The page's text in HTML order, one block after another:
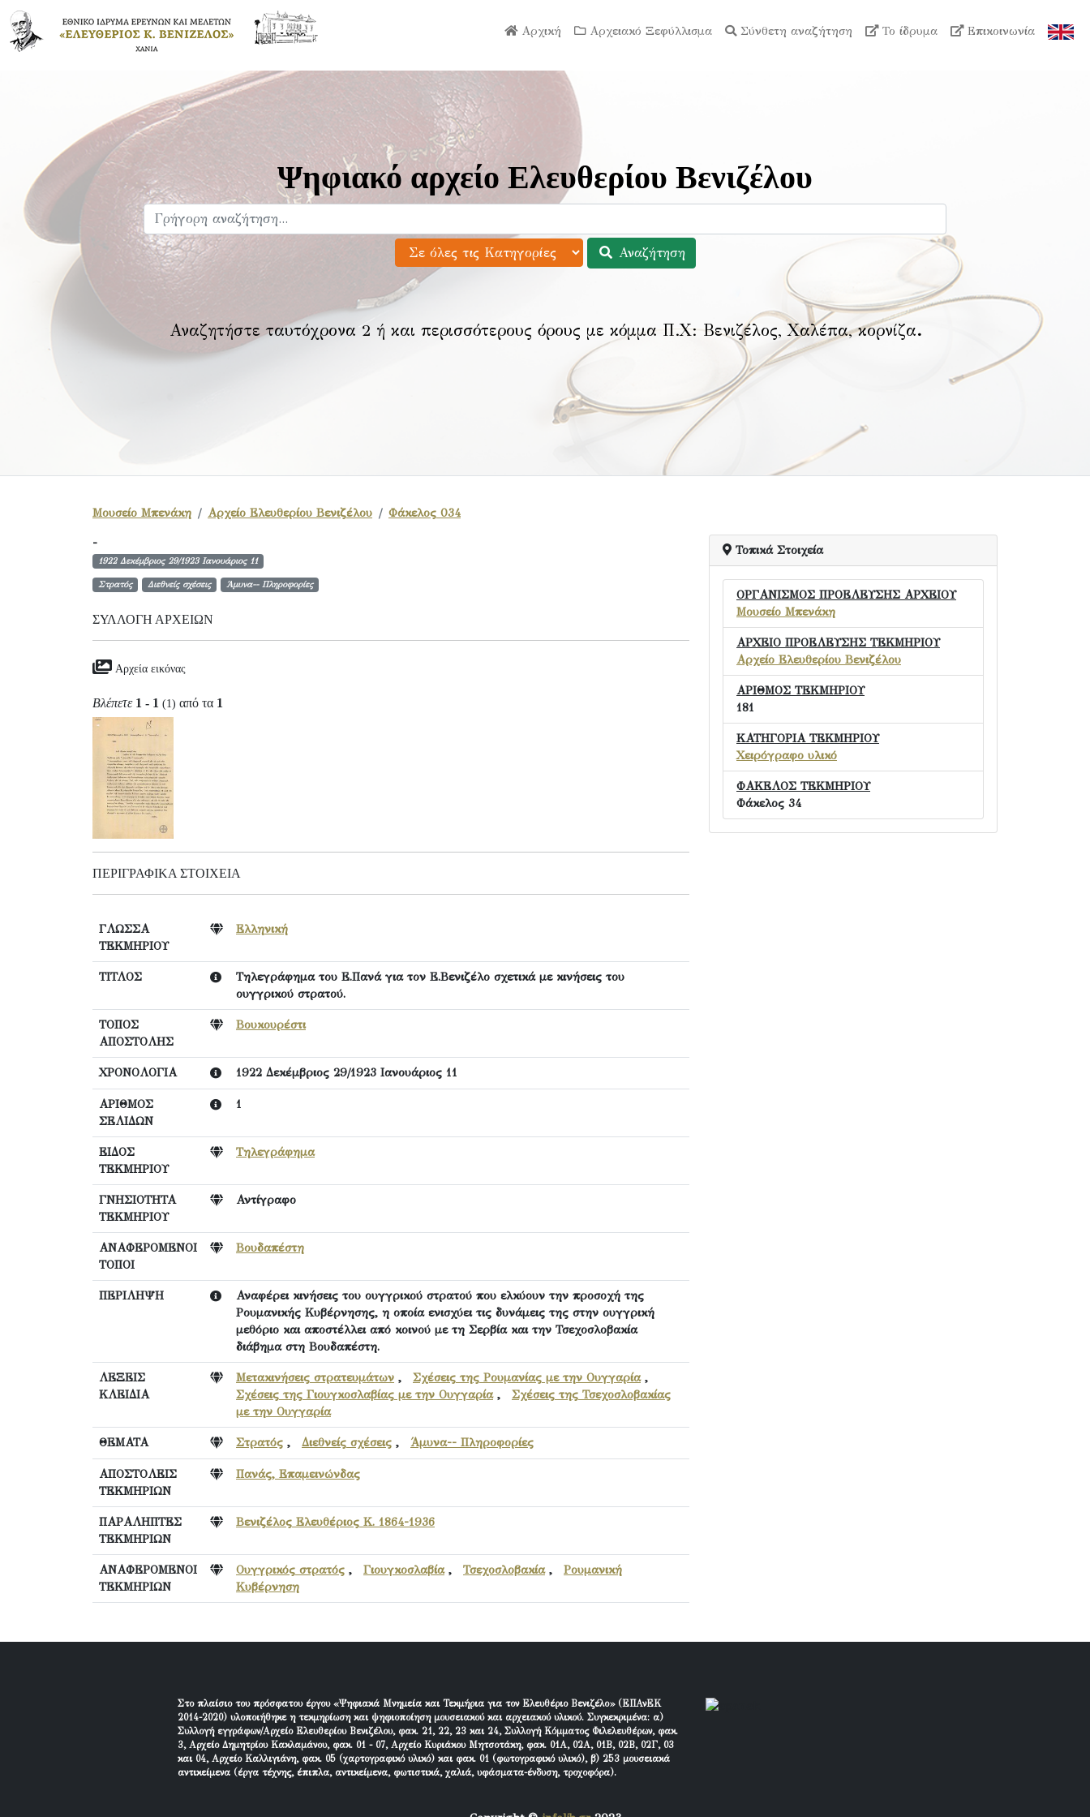
Αρχική Αρχειακό Ξεφύλλισμα Σύνθετη αναζήτηση Το ίδρυμα Επικοινωνία
Ψηφιακό αρχείο Ελευθερίου Βενιζέλου
Αναζήτηση
Αναζητήστε ταυτόχρονα 2 ή και περισσότερους όρους με κόμμα Π.Χ: Βενιζέλος, Χαλέπα, κορνίζα.
Μουσείο Μπενάκη Αρχείο Ελευθερίου Βενιζέλου Φάκελος 034
-
1922 Δεκέμβριος 29/1923 Ιανουάριος 11
Στρατός Διεθνείς σχέσεις Άμυνα-- Πληροφορίες
ΣΥΛΛΟΓΉ ΑΡΧΕΊΩΝ
Αρχεία εικόνας
Βλέπετε 1 - 1 (1) από τα 1
ΠΕΡΙΓΡΑΦΙΚΆ ΣΤΟΙΧΕΊΑ
ΓΛΩΣΣΑ
ΤΕΚΜΗΡΙΟΥ
Ελληνική
ΤΙΤΛΟΣ
Τηλεγράφημα του Ε.Πανά για τον Ε.Βενιζέλο σχετικά με κινήσεις του
ουγγρικού στρατού.
ΤΟΠΟΣ
ΑΠΟΣΤΟΛΗΣ
Βουκουρέστι
ΧΡΟΝΟΛΟΓΙΑ 1922 Δεκέμβριος 29/1923 Ιανουάριος 11
ΑΡΙΘΜΟΣ
ΣΕΛΙΔΩΝ
1
ΕΙΔΟΣ
ΤΕΚΜΗΡΙΟΥ
Τηλεγράφημα
ΓΝΗΣΙΟΤΗΤΑ
ΤΕΚΜΗΡΙΟΥ
Αντίγραφο
ΑΝΑΦΕΡΟΜΕΝΟΙ
ΤΟΠΟΙ
Βουδαπέστη
ΠΕΡΙΛΗΨΗ
Αναφέρει κινήσεις του ουγγρικού στρατού που ελκύουν την προσοχή της
Ρουμανικής Κυβέρνησης, η οποία ενισχύει τις δυνάμεις της στην ουγγρική
μεθόριο και αποστέλλει από κοινού με τη Σερβία και την Τσεχοσλοβακία
διάβημα στη Βουδαπέστη.
ΛΕΞΕΙΣ
ΚΛΕΙΔΙΑ
Μετακινήσεις στρατευμάτων , Σχέσεις της Ρουμανίας με την Ουγγαρία,
Σχέσεις της Γιουγκοσλαβίας με την Ουγγαρία, Σχέσεις της Τσεχοσλοβακίας
με την Ουγγαρία
ΘΕΜΑΤΑ Στρατός , Διεθνείς σχέσεις , Άμυνα-- Πληροφορίες
ΑΠΟΣΤΟΛΕΙΣ
ΤΕΚΜΗΡΙΩΝ
Πανάς, Επαμεινώνδας
ΠΑΡΑΛΗΠΤΕΣ
ΤΕΚΜΗΡΙΩΝ
Βενιζέλος Ελευθέριος Κ. 1864-1936
ΑΝΑΦΕΡΟΜΕΝΟΙ
ΤΕΚΜΗΡΙΩΝ
Ουγγρικός στρατός , Γιουγκοσλαβία, Τσεχοσλοβακία, Ρουμανική
Κυβέρνηση
Τοπικά Στοιχεία
ΟΡΓΑΝΙΣΜΟΣ ΠΡΟΕΛΕΥΣΗΣ ΑΡΧΕΙΟΥ
Μουσείο Μπενάκη
ΑΡΧΕΙΟ ΠΡΟΕΛΕΥΣΗΣ ΤΕΚΜΗΡΙΟΥ
Αρχείο Ελευθερίου Βενιζέλου
ΑΡΙΘΜΟΣ ΤΕΚΜΗΡΙΟΥ
181
ΚΑΤΗΓΟΡΙΑ ΤΕΚΜΗΡΙΟΥ
Χειρόγραφο υλικό
ΦΑΚΕΛΟΣ ΤΕΚΜΗΡΙΟΥ
Φάκελος 34
Στο πλαίσιο του πρόσφατου έργου «Ψηφιακά Μνημεία και Τεκμήρια για τον Ελευθέριο Βενιζέλο» (ΕΠΑνΕΚ
2014-2020) υλοποιήθηκε η τεκμηρίωση και ψηφιοποίηση μουσειακού και αρχειακού υλικού. Συγκεκριμένα: α)
Συλλογή εγγράφων/Αρχείο Ελευθερίου Βενιζέλου, φακ. 21, 22, 23 και 24, Συλλογή Κόμματος Φιλελευθέρων, φακ.
3, Αρχείο Δημητρίου Κακλαμάνου, φακ. 01 - 07, Αρχείο Κυριάκου Μητσοτάκη, φακ. 01Α, 02Α, 01Β, 02Β, 02Γ, 03
και 04, Αρχείο Καλλιγιάνη, φακ. 05 (χαρτογραφικό υλικό) και φακ. 01 (φωτογραφικό υλικό), β) 253 μουσειακά
αντικείμενα (έργα τέχνης, έπιπλα, αντικείμενα, φωτιστικά, χαλιά, υφάσματα-ένδυση, τροχοφόρα).